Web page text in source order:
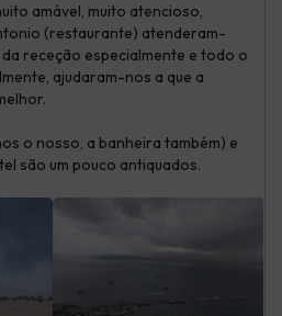
amável, muito atencioso,
(restaurante) atenderam-
receção especialmente e todo o
ajudaram-nos a que a
o nosso, a banheira também) e
são um pouco antiquados.